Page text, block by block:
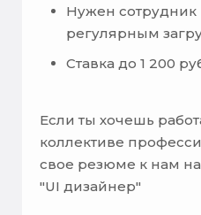
Нужен сотрудник
регулярным
Ставка до 1 200
Если ты хочешь
коллективе
свое резюме к нам
"UI дизайнер"